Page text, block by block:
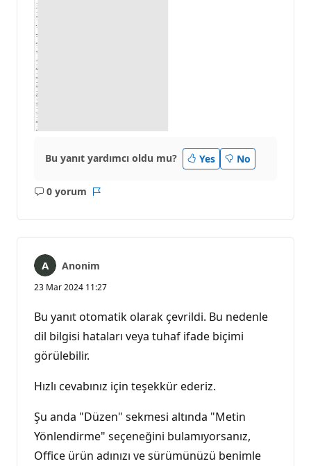
Bu yanıt yardımcı oldu mu? Yes No
0 yorum
Açıklama
Anonim
23 Mar 2024 11:27
Bu yanıt otomatik olarak çevrildi. Bu nedenle
dil bilgisi hataları veya tuhaf ifade biçimi
görülebilir.
Hızlı cevabınız için teşekkür ederiz.
Şu anda "Düzen" sekmesi altında "Metin
Yönlendirme" seçeneğini bulamıyorsanız,
Office ürün adınızı ve sürümünüzü benimle